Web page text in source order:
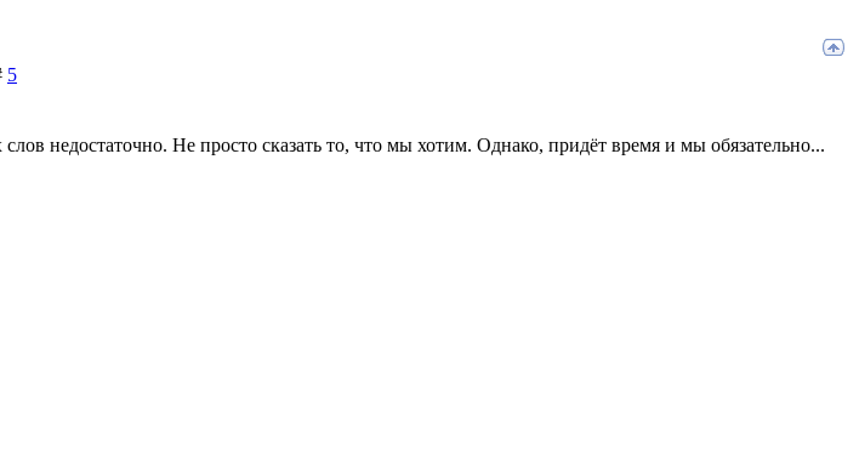
5
недостаточно. Не просто сказать то, что мы хотим. Однако, придёт время и мы обязательно...